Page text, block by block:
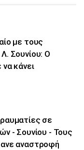
με τους
Σουνίου: Ο
κάνει
σε
- Σουνίου - Τους
αναστροφή